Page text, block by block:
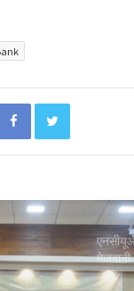
FacebookTwitter
मेजबानी